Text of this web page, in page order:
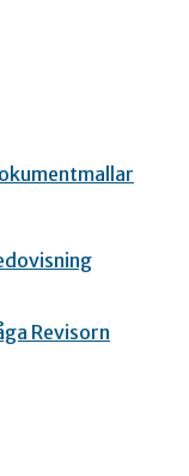
Revisorn